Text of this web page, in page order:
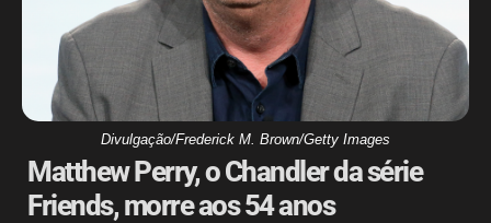
Divulgação/Frederick M. Brown/Getty Images
Matthew Perry, o Chandler da série
Friends, morre aos 54 anos